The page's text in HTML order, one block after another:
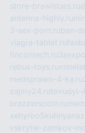
store-brawlstars.ru
antenna-highly.ru
3-sex-porn.ruban-
viagra-tablet.ru
fincontech.ru
rebus-toys.ru
medsprawo-4-ka.ru
zajmy24.rutovudyi-
brazzerscom.ru
vskrytie-zamkov-